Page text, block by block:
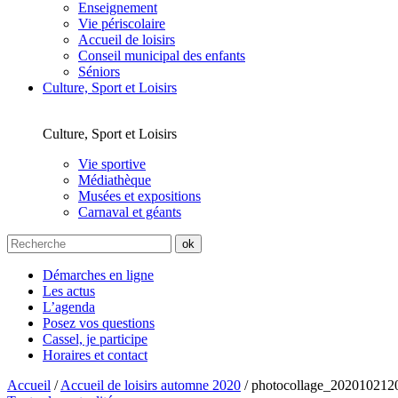
Enseignement
Vie périscolaire
Accueil de loisirs
Conseil municipal des enfants
Séniors
Culture, Sport et Loisirs
Culture, Sport et Loisirs
Vie sportive
Médiathèque
Musées et expositions
Carnaval et géants
Démarches en ligne
Les actus
L’agenda
Posez vos questions
Cassel, je participe
Horaires et contact
Accueil /Accueil de loisirs automne 2020 /